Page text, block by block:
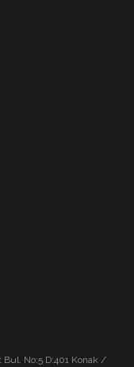
No:5 D:401 Konak /